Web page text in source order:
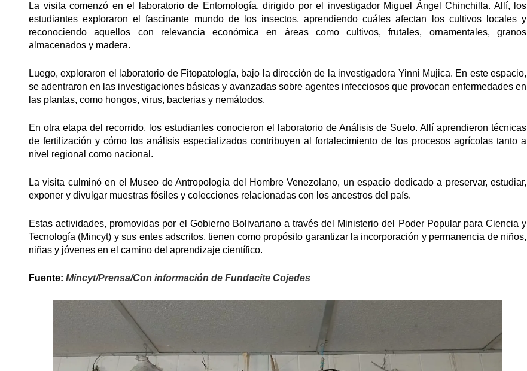
La visita comenzó en el laboratorio de Entomología, dirigido por el investigador Miguel Ángel Chinchilla. Allí, los
estudiantes exploraron el fascinante mundo de los insectos, aprendiendo cuáles afectan los cultivos locales y
reconociendo aquellos con relevancia económica en áreas como cultivos, frutales, ornamentales, granos
almacenados y madera.
Luego, exploraron el laboratorio de Fitopatología, bajo la dirección de la investigadora Yinni Mujica. En este espacio,
se adentraron en las investigaciones básicas y avanzadas sobre agentes infecciosos que provocan enfermedades en
las plantas, como hongos, virus, bacterias y nemátodos.
En otra etapa del recorrido, los estudiantes conocieron el laboratorio de Análisis de Suelo. Allí aprendieron técnicas
de fertilización y cómo los análisis especializados contribuyen al fortalecimiento de los procesos agrícolas tanto a
nivel regional como nacional.
La visita culminó en el Museo de Antropología del Hombre Venezolano, un espacio dedicado a preservar, estudiar,
exponer y divulgar muestras fósiles y colecciones relacionadas con los ancestros del país.
Estas actividades, promovidas por el Gobierno Bolivariano a través del Ministerio del Poder Popular para Ciencia y
Tecnología (Mincyt) y sus entes adscritos, tienen como propósito garantizar la incorporación y permanencia de niños,
niñas y jóvenes en el camino del aprendizaje científico.
Fuente: Mincyt/Prensa/Con información de Fundacite Cojedes